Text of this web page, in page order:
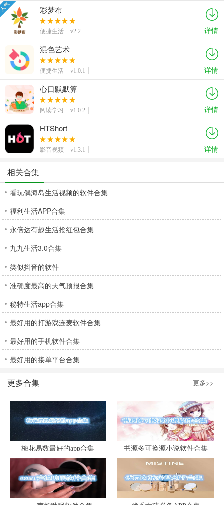
彩梦布
便捷生活 v2.2 详情
混色艺术
便捷生活 v1.0.1 详情
心口默默算
阅读学习 v1.0.2 详情
HTShort
影音视频 v1.3.1 详情
相关合集
看玩偶海岛生活视频的软件合集
福利生活APP合集
永倍达有趣生活抢红包合集
九九生活3.0合集
类似抖音的软件
准确度最高的天气预报合集
秘特生活app合集
最好用的打游戏连麦软件合集
最好用的手机软件合集
最好用的接单平台合集
更多合集 更多>>
梅花易数最好的app合集 书源多可换源小说软件合集